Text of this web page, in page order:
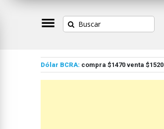
Dólar BCRA: compra $1470 venta $1520